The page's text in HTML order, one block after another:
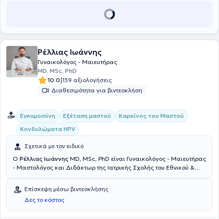
Ρέλλιας Ιωάννης
Γυναικολόγος - Μαιευτήρας
MD, MSc, PhD
10.0|139 αξιολογήσεις
Διαθεσιμότητα για βιντεοκλήση
Εγκυμοσύνη Εξέταση μαστού
Καρκίνος του Μαστού
Κονδυλώματα HPV
Σχετικά με τον ειδικό
Ο Ρέλλιας Ιωάννης MD, MSc, PhD είναι Γυναικολόγος - Μαιευτήρας
- Μαστολόγος και Διδάκτωρ της Ιατρικής Σχολής του Εθνικού &
πλατεία Μαβίλη. Αποφοίτησε από την Ιατρική Σχολή του
Πανεπιστημίου Ιωαννίνων και εν συνεχεία ολοκλήρωσε το
Μεταπτυχιακό της Ιατρικής Σχολής του Εθνικού & Καποδιστριακού
Πανεπιστημίου Αθηνών «Έρευνα στη Γυναικεία Αναπαραγωγή» με
Επίσκεψη μέσω βιντεοκλήσης
Δες το κόστος